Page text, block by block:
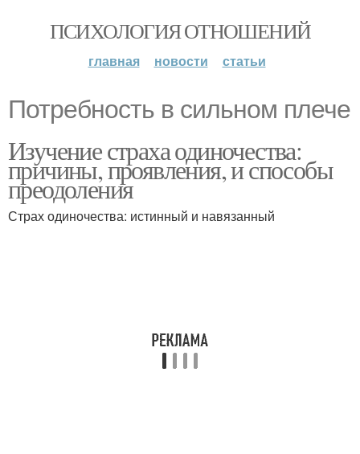
ПСИХОЛОГИЯ ОТНОШЕНИЙ
главная новости статьи
Потребность в сильном плече
Изучение страха одиночества:
причины, проявления, и способы
преодоления
Страх одиночества: истинный и навязанный